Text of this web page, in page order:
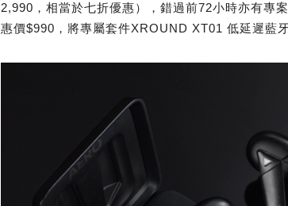
2,990，相當於七折優惠），錯過前72小時亦有專
惠價$990，將專屬套件XROUND XT01 低延遲藍